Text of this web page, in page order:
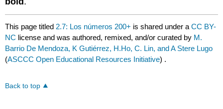
This page titled 2.7: Los números 200+ is shared under aCC BY-
NC license and was authored, remixed, and/or curated by M.
Barrio De Mendoza, K Gutiérrez, H.Ho, C. Lin, and A Stere Lugo
(ASCCC Open Educational Resources Initiative) .
Back to top